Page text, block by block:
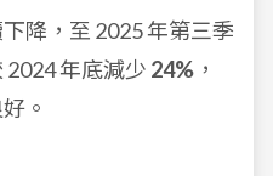
下降，至 2025 年第三季
年底減少 24% ，
。